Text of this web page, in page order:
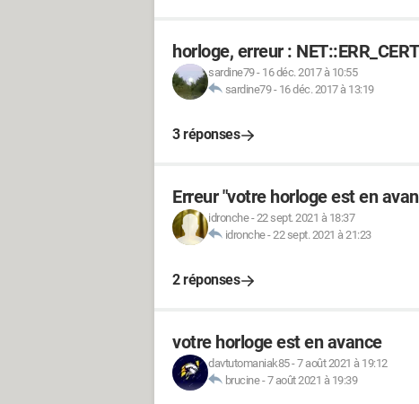
horloge, erreur :
sardine79- 16 déc. 2017 à 10:55
sardine79- 16 déc. 2017 à 13:19
3 réponses
Erreur "votre horloge est en
idronche-22 sept. 2021 à 18:37
idronche-22 sept. 2021 à 21:23
2 réponses
votre horloge est en avance
davtutomaniak85-7 août 2021 à 19:12
brucine-7 août 2021 à 19:39